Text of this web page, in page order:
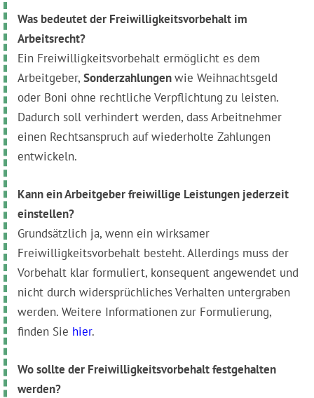
Was bedeutet der Freiwilligkeitsvorbehalt im
Arbeitsrecht?
Ein Freiwilligkeitsvorbehalt ermöglicht es dem
Arbeitgeber, Sonderzahlungenwie Weihnachtsgeld
oder Boni ohne rechtliche Verpflichtung zu leisten.
Dadurch soll verhindert werden, dass Arbeitnehmer
einen Rechtsanspruch auf wiederholte Zahlungen
entwickeln.
Kann ein Arbeitgeber freiwillige Leistungen jederzeit
einstellen?
Grundsätzlich ja, wenn ein wirksamer
Freiwilligkeitsvorbehalt besteht. Allerdings muss der
Vorbehalt klar formuliert, konsequent angewendet und
nicht durch widersprüchliches Verhalten untergraben
werden. Weitere Informationen zur Formulierung,
finden Sie hier.
Wo sollte der Freiwilligkeitsvorbehalt festgehalten
werden?